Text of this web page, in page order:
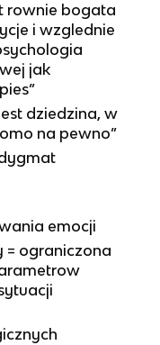
rownie bogata
i wzglednie
jak
dziedzina, w
na pewno”
emocji
= ograniczona